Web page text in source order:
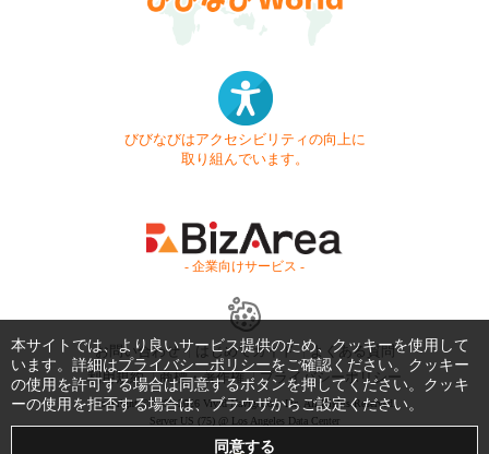
びびなびはアクセシビリティの向上に
取り組んでいます。
- 企業向けサービス -
お問い合わせ はじめてガイド
よくある質問
利用規約
商標・著作権 プライバシーポリシー
Copyright © 1999-2026 Vivid Navigation, Inc. All Rights Reserved.
Server US (75) @ Los Angeles Data Center
本サイトでは、より良いサービス提供のため、クッキーを使用して
います。詳細はプライバシーポリシーをご確認ください。クッキー
の使用を許可する場合は同意するボタンを押してください。クッキ
ーの使用を拒否する場合は、ブラウザからご設定ください。